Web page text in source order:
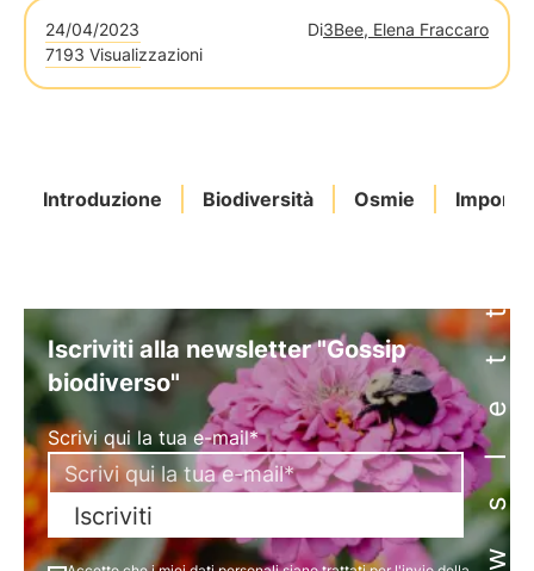
24/04/2023 Di3Bee, Elena Fraccaro
7193 Visualizzazioni
Introduzione Biodiversità Osmie Newsletter
Iscriviti alla newsletter "Gossip
biodiverso"
Scrivi qui la tua e-mail*
Iscriviti